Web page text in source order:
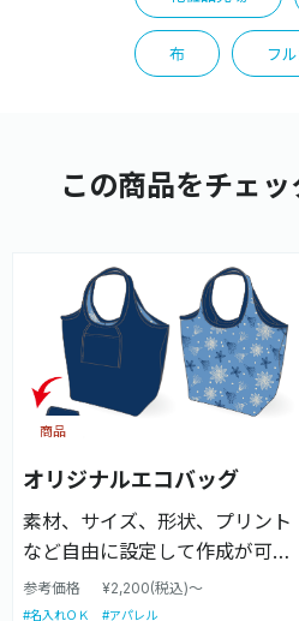
布 フ
この商品をチェ
オリジナルエコバッグ
素材、サイズ、形状、プリント
など自由に設定して作成が可能
です。小ロットから大ロットま
で対応可能です。
参考価格 ¥2,200(税込)～
商品
#名入れＯＫ #アパレル